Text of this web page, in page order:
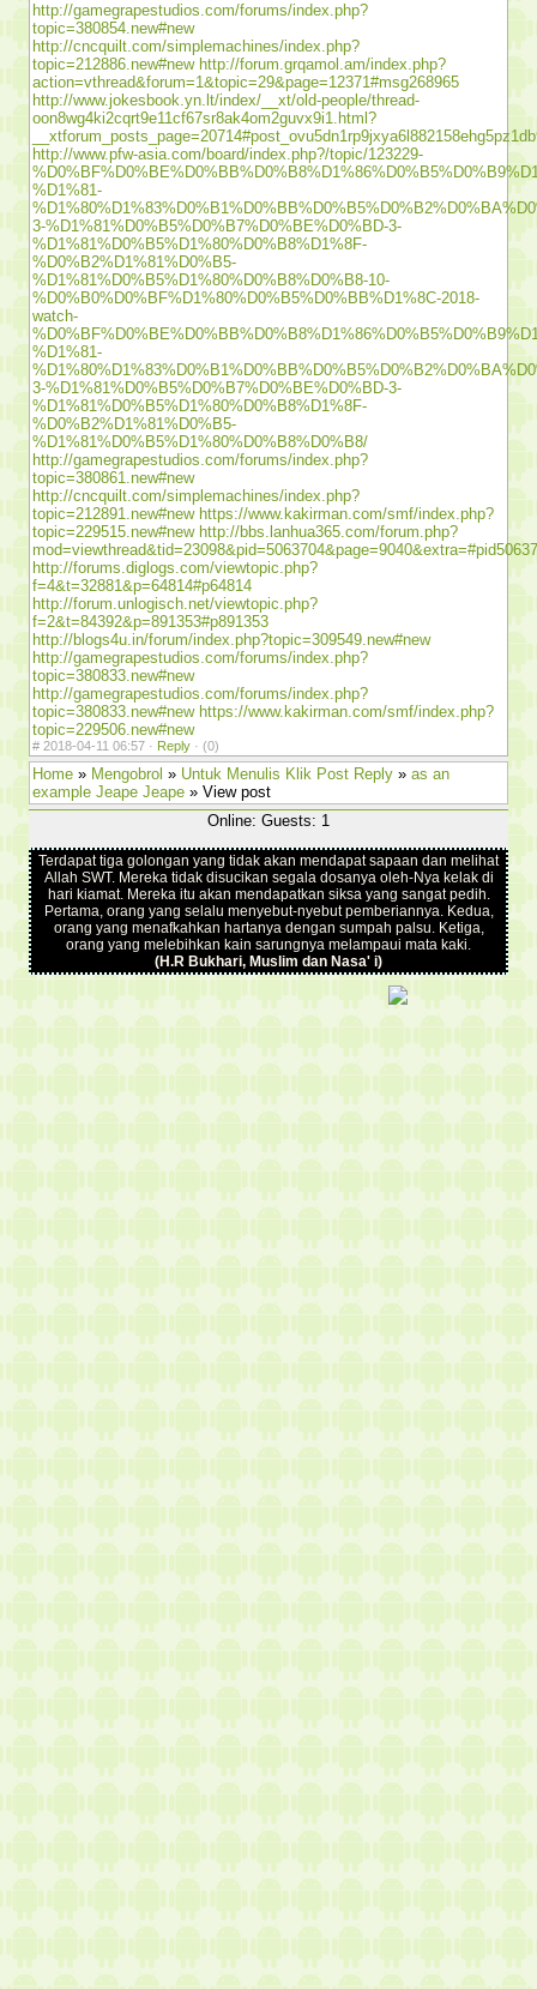
http://gamegrapestudios.com/forums/index.php?
topic=380854.new#new
http://cncquilt.com/simplemachines/index.php?
topic=212886.new#new http://forum.grqamol.am/index.php?
action=vthread&forum=1&topic=29&page=12371#msg268965
http://www.jokesbook.yn.lt/index/__xt/old-people/thread-
oon8wg4ki2cqrt9e11cf67sr8ak4om2guvx9i1.html?
http://www.pfw-asia.com/board/index.php?/topic/123229-
%D1%81-
3-%D1%81%D0%B5%D0%B7%D0%BE%D0%BD-3-
%D1%81%D0%B5%D1%80%D0%B8%D1%8F-
%D0%B2%D1%81%D0%B5-
%D1%81%D0%B5%D1%80%D0%B8%D0%B8-10-
%D0%B0%D0%BF%D1%80%D0%B5%D0%BB%D1%8C-2018-
watch-
%D1%81-
3-%D1%81%D0%B5%D0%B7%D0%BE%D0%BD-3-
%D1%81%D0%B5%D1%80%D0%B8%D1%8F-
%D0%B2%D1%81%D0%B5-
%D1%81%D0%B5%D1%80%D0%B8%D0%B8/
http://gamegrapestudios.com/forums/index.php?
topic=380861.new#new
http://cncquilt.com/simplemachines/index.php?
topic=212891.new#new https://www.kakirman.com/smf/index.php?
topic=229515.new#new http://bbs.lanhua365.com/forum.php?
http://forums.diglogs.com/viewtopic.php?
f=4&t=32881&p=64814#p64814
http://forum.unlogisch.net/viewtopic.php?
f=2&t=84392&p=891353#p891353
http://blogs4u.in/forum/index.php?topic=309549.new#new
http://gamegrapestudios.com/forums/index.php?
topic=380833.new#new
http://gamegrapestudios.com/forums/index.php?
topic=380833.new#new https://www.kakirman.com/smf/index.php?
topic=229506.new#new
# 2018-04-11 06:57 · Reply · (0)
Home » Mengobrol » Untuk Menulis Klik Post Reply » as an
example Jeape Jeape » View post
Online: Guests: 1
Terdapat tiga golongan yang tidak akan mendapat sapaan dan melihat
Allah SWT. Mereka tidak disucikan segala dosanya oleh-Nya kelak di
hari kiamat. Mereka itu akan mendapatkan siksa yang sangat pedih.
Pertama, orang yang selalu menyebut-nyebut pemberiannya. Kedua,
orang yang menafkahkan hartanya dengan sumpah palsu. Ketiga,
orang yang melebihkan kain sarungnya melampaui mata kaki.
(H.R Bukhari, Muslim dan Nasa' i)